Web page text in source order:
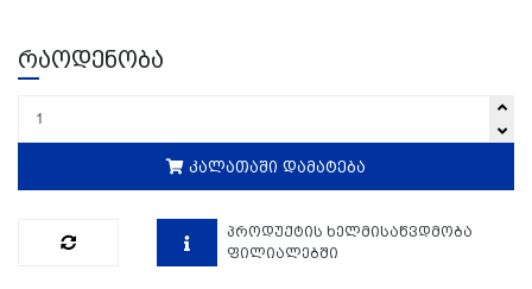
რაოდენობა
კალათაში დამატება
პროდუქტის ხელმისაწვდმობა
ფილიალებში